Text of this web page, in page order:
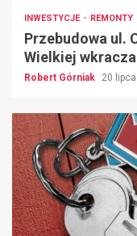
INWESTYCJE REMONTY
Przebudowa ul.
Wielkiej
Robert Górniak 20